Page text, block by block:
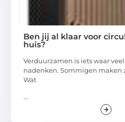
Ben jij al klaar voor
huis?
Verduurzamen is iets waar
nadenken. Sommigen maken
Wat
...